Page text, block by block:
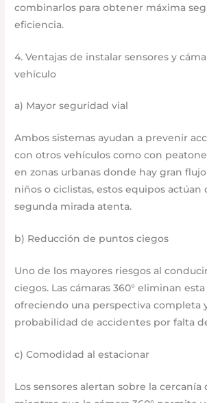
combinarlos para obtener máxima
eficiencia.
4. Ventajas de instalar sensores y
vehículo
a) Mayor seguridad vial
Ambos sistemas ayudan a prevenir
con otros vehículos como con
en zonas urbanas donde hay gran
niños o ciclistas, estos equipos actúan
segunda mirada atenta.
b) Reducción de puntos ciegos
Uno de los mayores riesgos al
ciegos. Las cámaras 360° eliminan
ofreciendo una perspectiva completa
probabilidad de accidentes por falta
c) Comodidad al estacionar
Los sensores alertan sobre la cercanía